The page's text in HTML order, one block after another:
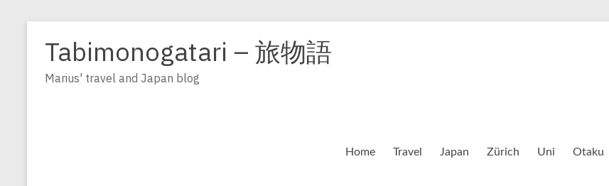
Inhalt
springen
Tabimonogatari – 旅物語
Marius' travel and Japan blog
Home Travel Japan Zürich Uni Otaku